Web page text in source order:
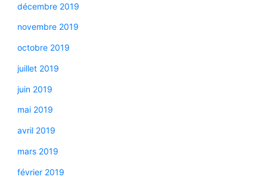
décembre 2019
novembre 2019
octobre 2019
juillet 2019
juin 2019
mai 2019
avril 2019
mars 2019
février 2019